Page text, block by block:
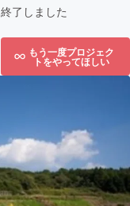
終了しました
もう一度プロジェク
トをやってほしい